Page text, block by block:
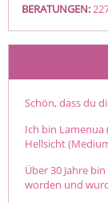
BERATUNGEN:
Schön, dass du
Ich bin
Hellsicht
Über 30 Jahre
worden und